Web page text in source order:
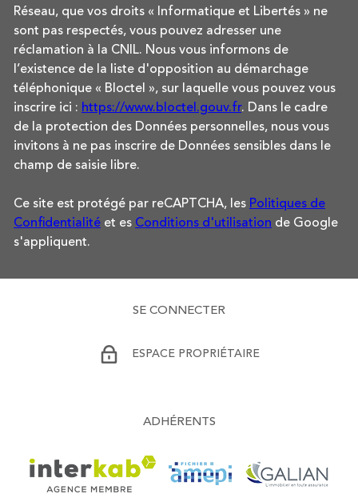
Réseau, que vos droits « Informatique et Libertés » ne
sont pas respectés, vous pouvez adresser une
réclamation à la CNIL. Nous vous informons de
l’existence de la liste d'opposition au démarchage
téléphonique « Bloctel », sur laquelle vous pouvez vous
inscrire ici : https://www.bloctel.gouv.fr. Dans le cadre
de la protection des Données personnelles, nous vous
invitons à ne pas inscrire de Données sensibles dans le
champ de saisie libre.
Ce site est protégé par reCAPTCHA, les Politiques de
Confidentialité et es Conditions d'utilisation de Google
s'appliquent.
SE CONNECTER
ESPACE PROPRIÉTAIRE
ADHÉRENTS